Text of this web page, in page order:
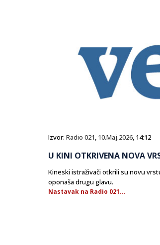
Izvor: Radio 021, 10.Maj.2026, 14:12
U KINI OTKRIVENA NOVA
Kineski istraživači otkrili su novu
oponaša drugu glavu.
Nastavak na Radio 021...